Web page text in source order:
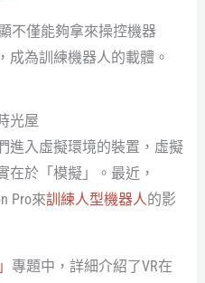
不僅能夠拿來操控機器
成為訓練機器人的載體。
光屋
進入虛擬環境的裝置，虛擬
在於「模擬」。最近，
Pro來訓練人型機器人的影
專題中，詳細介紹了VR在